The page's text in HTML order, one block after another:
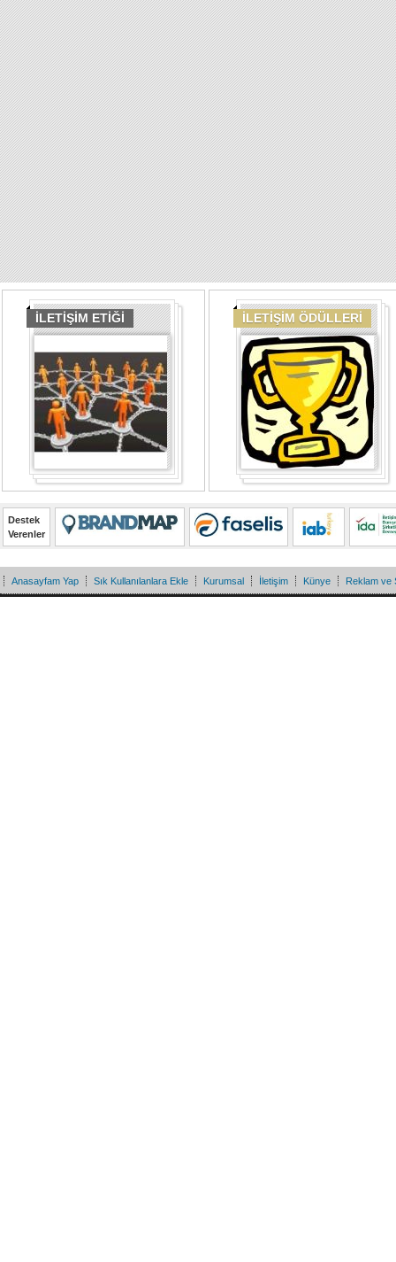
İLETİŞİM ETİĞİ İLETİŞİM ÖDÜLLERİ
Destek
Verenler
Anasayfam Yap Sık Kullanılanlara Ekle Kurumsal İletişim Künye Reklam ve